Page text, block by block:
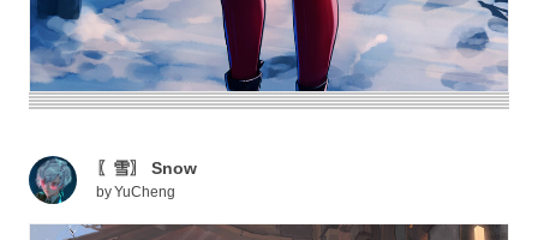
〖雪〗 Snow
byYuCheng